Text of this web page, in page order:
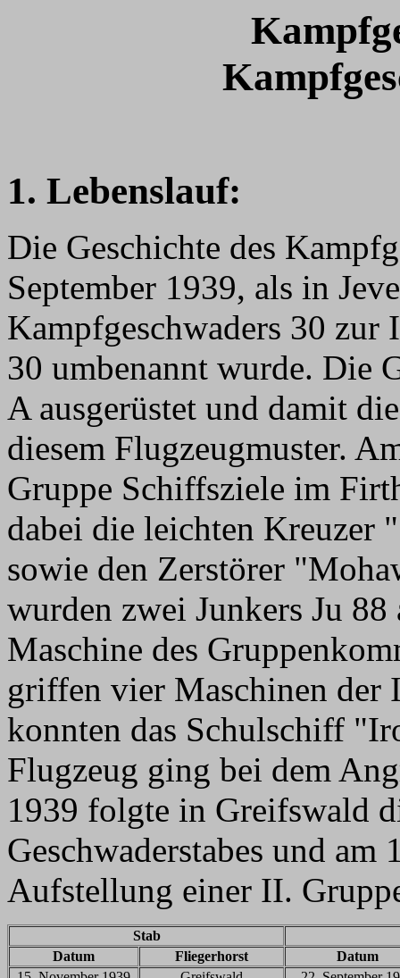
1. Lebenslauf:
Die Geschichte des
September 1939, als in
Kampfgeschwaders 30 zur
30 umbenannt wurde. Die
A ausgerüstet und damit
diesem Flugzeugmuster.
Gruppe Schiffsziele im
dabei die leichten Kreuzer
sowie den Zerstörer
wurden zwei Junkers Ju 88
Maschine des
griffen vier Maschinen der
konnten das Schulschiff
Flugzeug ging bei dem
1939 folgte in Greifswald
Geschwaderstabes und
Aufstellung einer II.
Stab
Datum
Fliegerhorst
Datum